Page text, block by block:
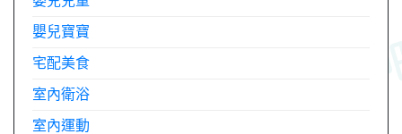
嬰兒寶寶
宅配美食
室內衛浴
室內運動